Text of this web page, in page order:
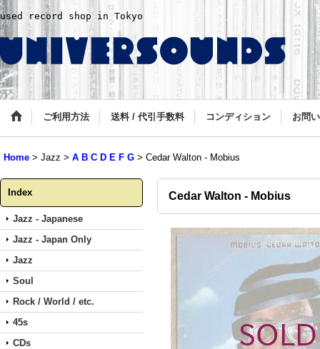
used record shop in Tokyo
ご利用方法 送料 / 代引手数料 コンディション お問
Home > Jazz > A B C D E F G > Cedar Walton - Mobius
Index
Jazz - Japanese
Jazz - Japan Only
Jazz
Soul
Rock / World / etc.
45s
CDs
Cedar Walton - Mobius